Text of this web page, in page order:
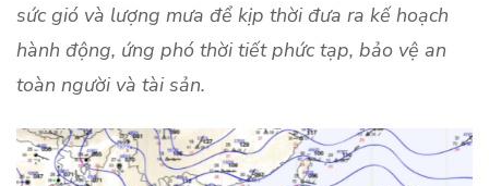
sức gió và lượng mưa để kịp thời đưa ra kế hoạch
hành động, ứng phó thời tiết phức tạp, bảo vệ an
toàn người và tài sản.